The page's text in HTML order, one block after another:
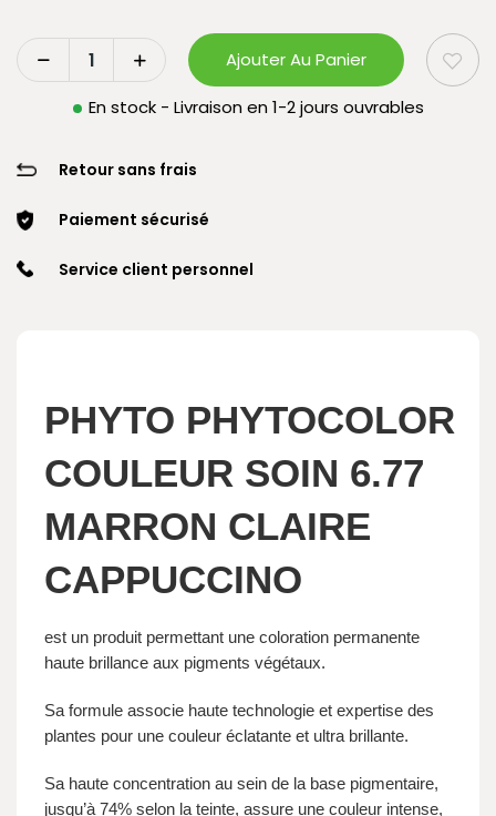
Ajouter Au Panier
En stock - Livraison en 1-2 jours ouvrables
Retour sans frais
Paiement sécurisé
Service client personnel
PHYTO PHYTOCOLOR
COULEUR SOIN 6.77
MARRON CLAIRE
CAPPUCCINO
est un produit permettant une coloration permanente
haute brillance aux pigments végétaux.
Sa formule associe haute technologie et expertise des
plantes pour une couleur éclatante et ultra brillante.
Sa haute concentration au sein de la base pigmentaire,
jusqu’à 74% selon la teinte, assure une couleur intense,